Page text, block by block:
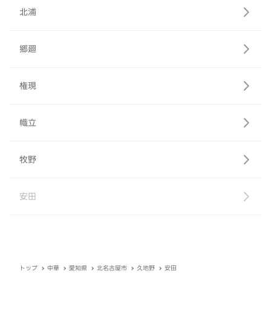
北浦
郷廻
権現
幟立
牧野
安田
トップ 中華 愛知県 北名古屋市 久地野 安田